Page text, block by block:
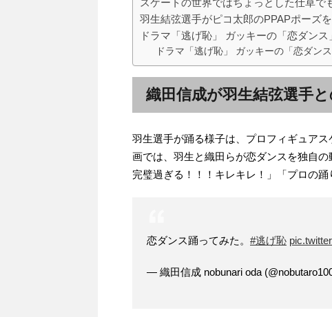
スケートの世界ではちょっとした仕草で
羽生結弦選手がピコ太郎のPPAPポーズ
ドラマ「逃げ恥」 ガッキーの「恋ダン
ドラマ「逃げ恥」 ガッキーの「恋ダン
織田信成が羽生結弦選手
羽生選手が踊る様子は、プロフィギュア
画では、羽生と織田らが恋ダンスを独自
完璧過ぎる！！！キレキレ！」「プロの踊
恋ダンス踊ってみた。 #逃げ恥
— 織田信成 nobunari oda